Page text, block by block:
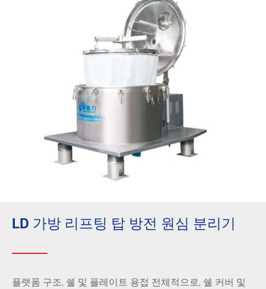
LD 가방 리프팅 탑 방전 원심 분리기
플랫폼 구조, 쉘 및 플레이트 용접 전체적으로, 쉘 커버 및